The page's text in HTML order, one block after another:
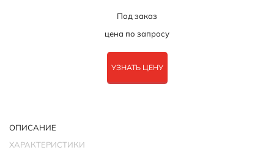
Под заказ
цена по запросу
УЗНАТЬ ЦЕНУ
ОПИСАНИЕ
ХАРАКТЕРИСТИКИ